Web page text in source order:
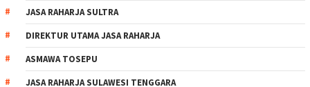
JASA RAHARJA SULTRA
DIREKTUR UTAMA JASA RAHARJA
ASMAWA TOSEPU
JASA RAHARJA SULAWESI TENGGARA